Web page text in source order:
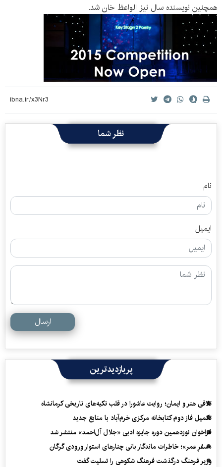
همچنین نویسنده سال نیز الواعظ خان شد.
نظر شما
نام
ایمیل
ارسال
پربازدیدترین
تلاقی هنر و ایمان؛ روایت عاشورا در قلب تکیه‌های تاریخی کرمانشاه
تکمیل فاز دوم کتابخانه مرکزی خرم‌آباد با منابع جدید
فراخوان نوزدهمین دوره جایزه ادبی «جلال آل‌احمد» منتشر شد
«سفرِ عمر»؛ خاطرات ماندگار بانی چنارهای استوار ورودی گرگان
وزیر فرهنگ درگذشت فرهنگ شکوهی را تسلیت گفت